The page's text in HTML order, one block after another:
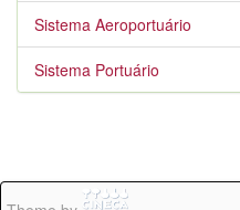
Sistema Aeroportuário
Sistema Portuário